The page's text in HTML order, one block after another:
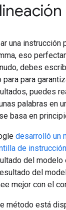
una instrucción
eso
debes
para para
puedes
palabras en
basa en
desarrolló un
de instrucción
del modelo
del
mejor con el
método está